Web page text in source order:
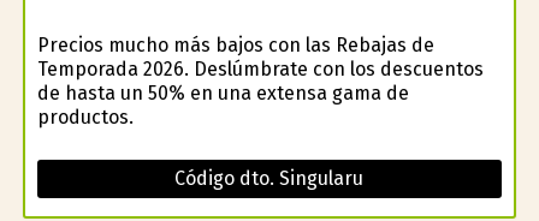
Precios mucho más bajos con las Rebajas de
Temporada 2026. Deslúmbrate con los descuentos
de hasta un 50% en una extensa gama de
productos.
Código dto. Singularu